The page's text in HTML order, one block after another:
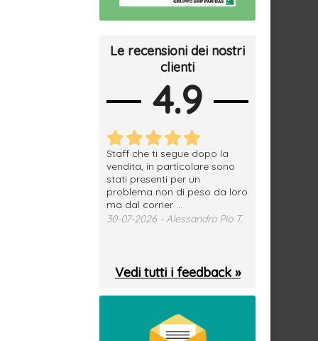
Le recensioni dei nostri
clienti
4.9
Staff che ti segue dopo la
vendita, in particolare sono
stati presenti per un
problema non di peso da loro
ma dal corrier ...
30-07-2026 - Alessandro Pio T.
Vedi tutti i feedback »